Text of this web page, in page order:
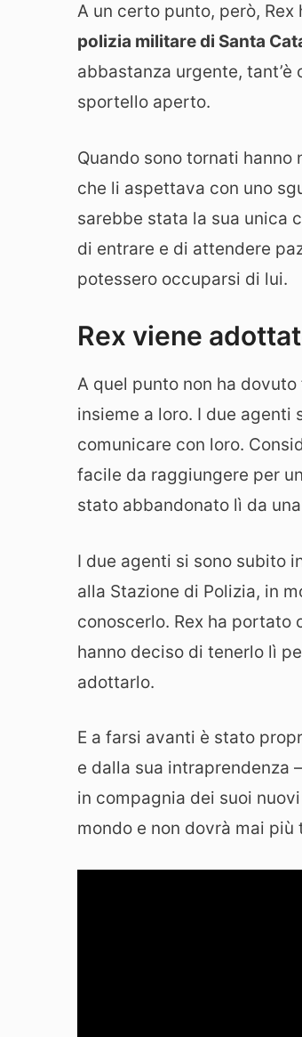
A un certo punto, però, Rex
polizia militare di Santa
abbastanza urgente,
sportello aperto.
Quando sono tornati hanno
che li aspettava con uno
sarebbe stata la sua unica
di entrare e di attendere
potessero occuparsi di lui.
Rex viene
A quel punto non ha
insieme a loro. I due agenti
comunicare con loro.
facile da raggiungere per
stato abbandonato lì da
I due agenti si sono subito
alla Stazione di Polizia, in
conoscerlo. Rex ha portato
hanno deciso di tenerlo lì
adottarlo.
E a farsi avanti è stato
e dalla sua intraprendenza
in compagnia dei suoi
mondo e non dovrà mai